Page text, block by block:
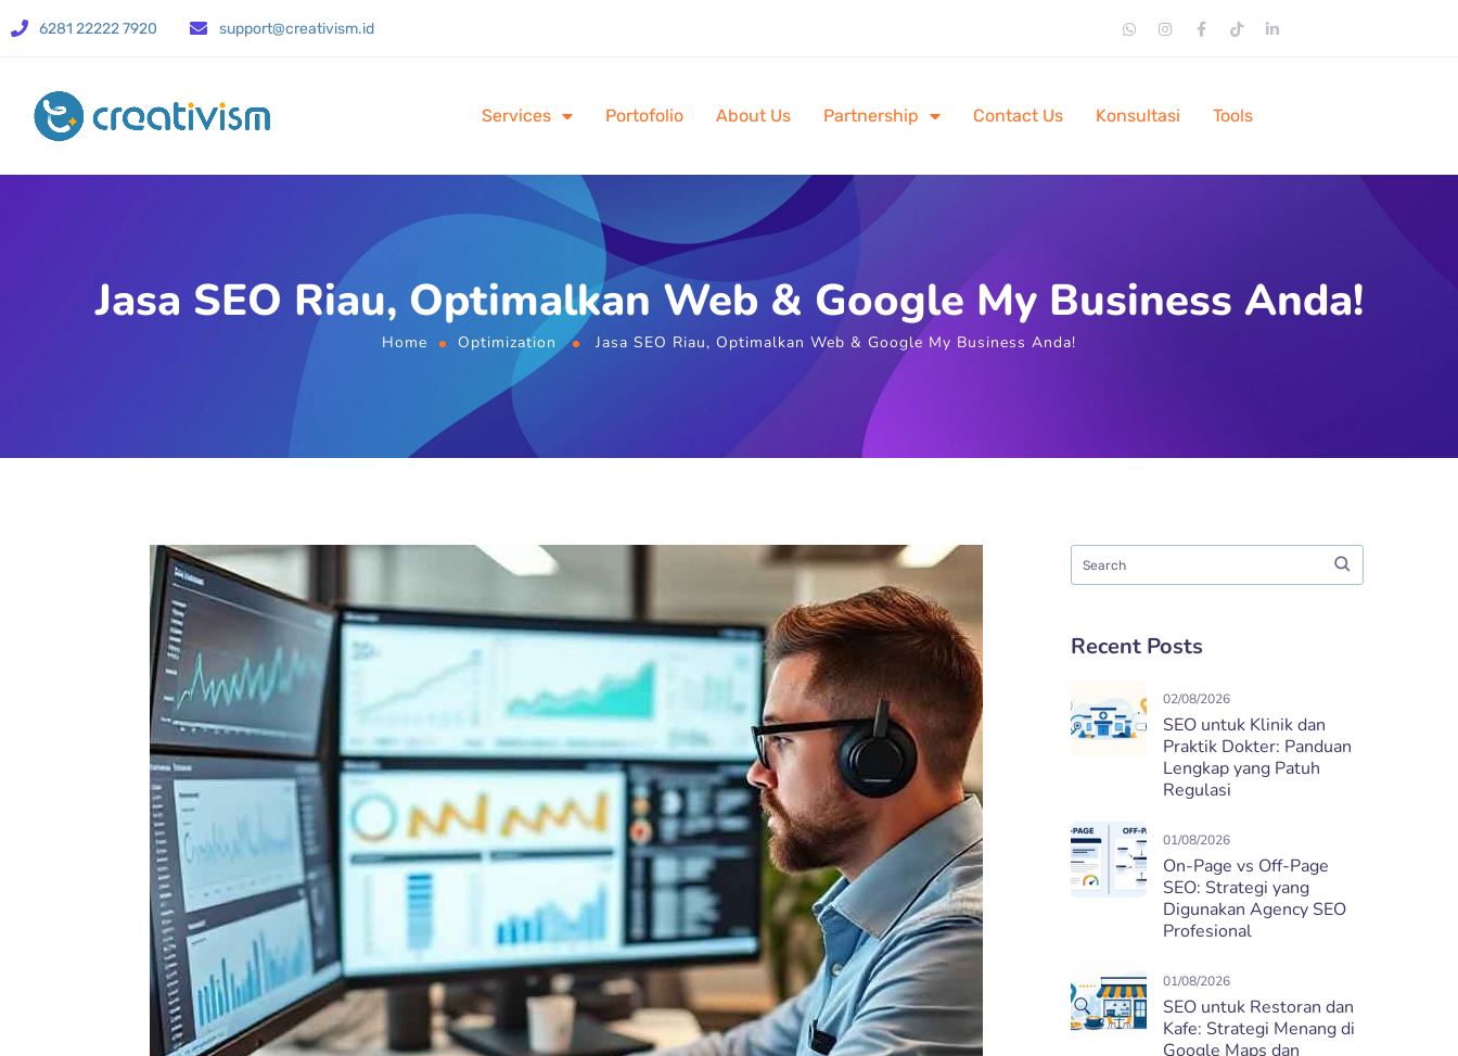
6281 22222 7920 support@creativism.id
Services Portofolio About Us Partnership Contact Us Konsultasi Tools
Jasa SEO Riau, Optimalkan Web & Google My Business Anda!
Home Optimization Jasa SEO Riau, Optimalkan Web & Google My Business Anda!
Recent Posts
02/08/2026
SEO untuk Klinik dan
Praktik Dokter: Panduan
Lengkap yang Patuh
Regulasi
01/08/2026
On-Page vs Off-Page
SEO: Strategi yang
Digunakan Agency SEO
Profesional
01/08/2026
SEO untuk Restoran dan
Kafe: Strategi Menang di
Google Maps dan